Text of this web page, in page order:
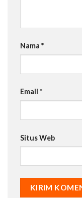
Nama *
Email *
Situs Web